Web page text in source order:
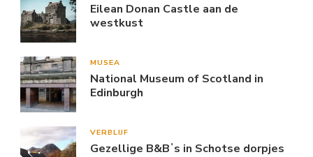
Eilean Donan Castle aan de
westkust
MUSEA
National Museum of Scotland in
Edinburgh
VERBLIJF
Gezellige B&Bʼs in Schotse dorpjes